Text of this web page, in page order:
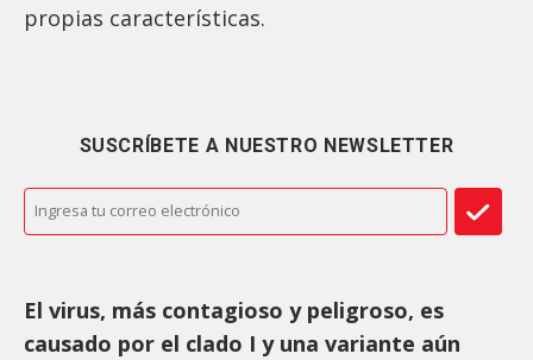
propias características.
SUSCRÍBETE A NUESTRO NEWSLETTER
El virus, más contagioso y peligroso, es
causado por el clado I y una variante aún